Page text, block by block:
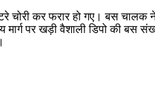
चोरी कर फरार हो गए। बस
मार्ग पर खड़ी वैशाली डिपो की